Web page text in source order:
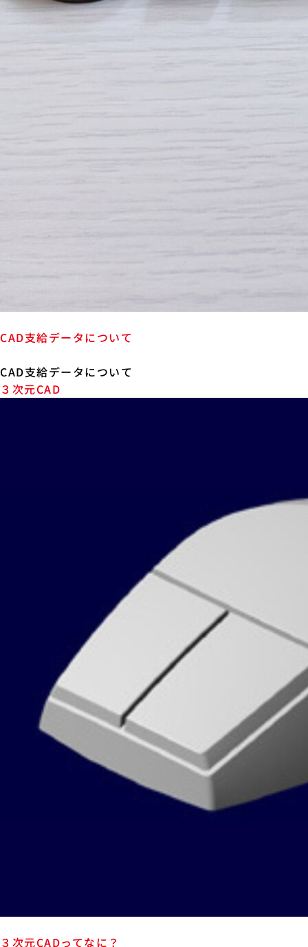
CAD支給データについて
CAD支給データについて
３次元CAD
３次元CADってなに？